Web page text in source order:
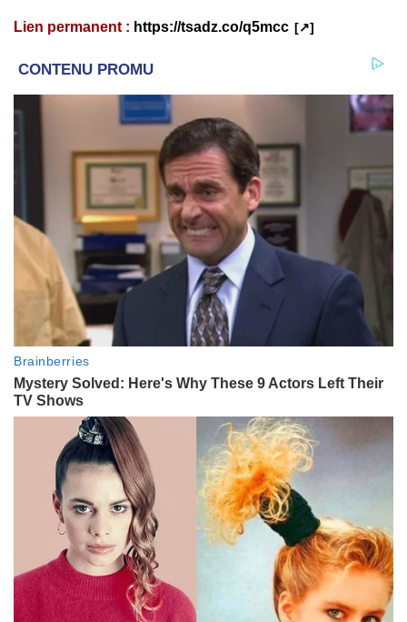
Lien permanent : https://tsadz.co/q5mcc